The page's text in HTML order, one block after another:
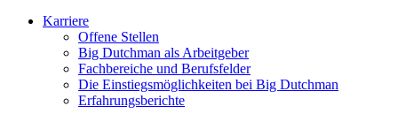
Karriere
Offene Stellen
Big Dutchman als Arbeitgeber
Fachbereiche und Berufsfelder
Die Einstiegsmöglichkeiten bei Big Dutchman
Erfahrungsberichte